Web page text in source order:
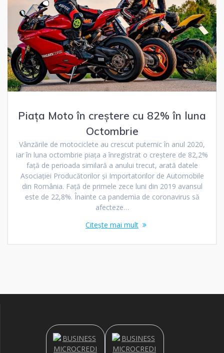
Piața Moto în creștere cu 82% în luna
Octombrie
Vânzările de motociclete au crescut puternic în anul 2020,
iar în luna octombrie piața a înregistrat o creștere de 82,2%
față de perioada similară a anului trecut, arată datele
Asociației Producătorilor și Importatorilor de Automobile
din România. Față de primele zece luni din 2019 avansul
este de 22,8%. Înainte ca pandemia de coronavirus să
afecteze…
Citește mai mult